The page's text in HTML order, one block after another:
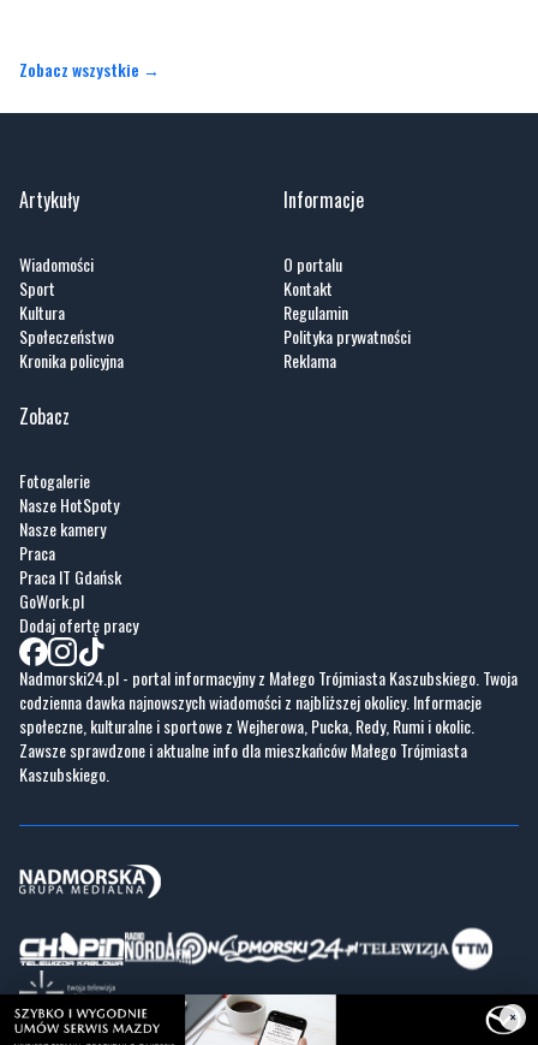
Zobacz wszystkie →
Artykuły
Wiadomości
Sport
Kultura
Społeczeństwo
Kronika policyjna
Informacje
O portalu
Kontakt
Regulamin
Polityka prywatności
Reklama
Zobacz
Fotogalerie
Nasze HotSpoty
Nasze kamery
Praca
Praca IT Gdańsk
GoWork.pl
Dodaj ofertę pracy
Nadmorski24.pl - portal informacyjny z Małego Trójmiasta Kaszubskiego. Twoja
codzienna dawka najnowszych wiadomości z najbliższej okolicy. Informacje
społeczne, kulturalne i sportowe z Wejherowa, Pucka, Redy, Rumi i okolic.
Zawsze sprawdzone i aktualne info dla mieszkańców Małego Trójmiasta
Kaszubskiego.
Copyrights © Nadmorski24.pl 2026 r.
×